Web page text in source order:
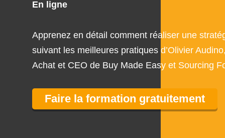
En ligne
Apprenez en détail comment réaliser une
suivant les meilleures pratiques d’Olivier
Achat et CEO de Buy Made Easy et Sourcing
Faire la formation gratuitement